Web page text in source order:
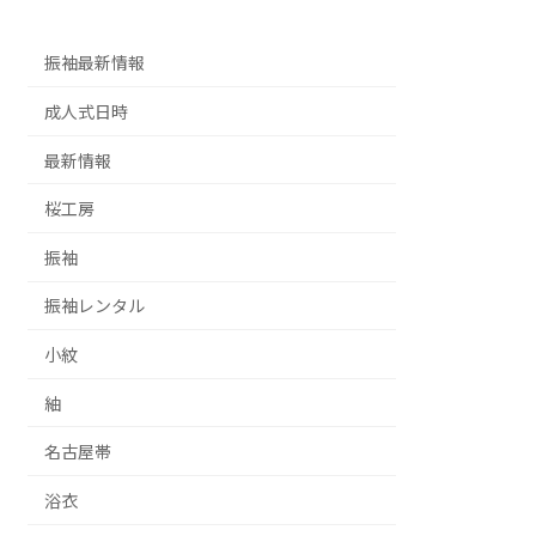
振袖最新情報
成人式日時
最新情報
桜工房
振袖
振袖レンタル
小紋
紬
名古屋帯
浴衣